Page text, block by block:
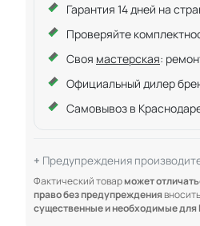
Гарантия 14 дней на
Проверяйте
Своя мастерская:
Официальный дилер
Самовывоз в
Предупреждения
Фактический товарможет
право без предупреждения
существенные и необходимые для